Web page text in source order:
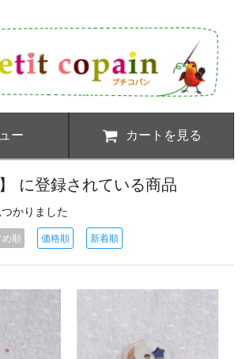
ー カートを見る
に登録されている商品
かりました
め順 価格順 新着順